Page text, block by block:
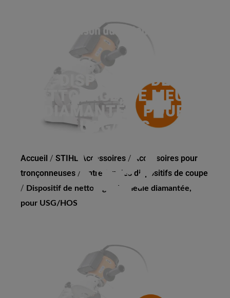
DISPOSITIF DE
NETTOYAGE, DE MEULE
DIAMANTÉE, POUR
USG/HOS
Accueil / STIHL Accessoires / Accessoires pour
tronçonneuses /
Entretien des dispositifs de coupe
/ Dispositif de nettoyage, de meule diamantée,
pour USG/HOS